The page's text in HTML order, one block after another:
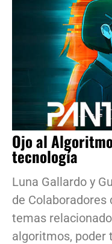
Ojo al
tecnología
Luna Gallardo y
de Colaboradores
temas
algoritmos, poder